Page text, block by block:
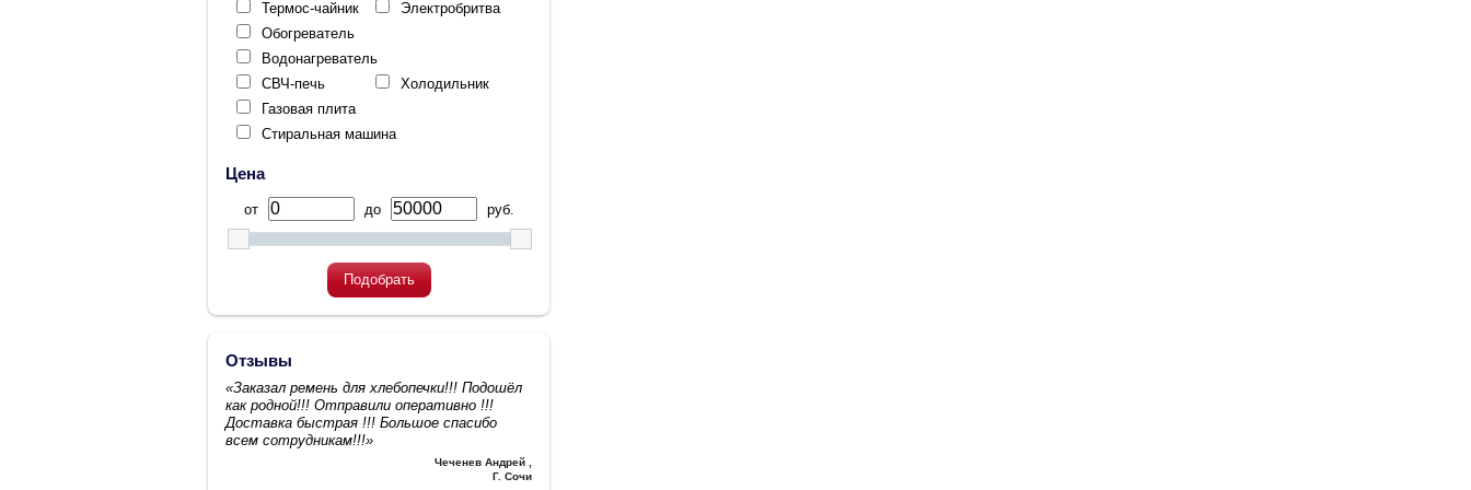
Термос-чайник
Электробритва
Обогреватель
Водонагреватель
СВЧ-печь
Холодильник
Газовая плита
Стиральная машина
Цена
от до руб.
Подобрать
Отзывы
«Заказал ремень для хлебопечки!!! Подошёл
как родной!!! Отправили оперативно !!!
Доставка быстрая !!! Большое спасибо
всем сотрудникам!!!»
Чеченев Андрей
Г. Сочи